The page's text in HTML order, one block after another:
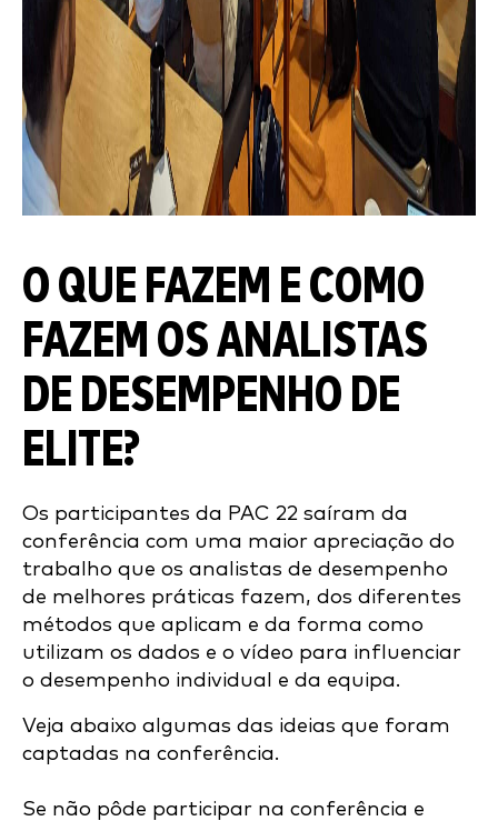
O QUE FAZEM E COMO
FAZEM OS ANALISTAS
DE DESEMPENHO DE
ELITE?
Os participantes da PAC 22 saíram da
conferência com uma maior apreciação do
trabalho que os analistas de desempenho
de melhores práticas fazem, dos diferentes
métodos que aplicam e da forma como
utilizam os dados e o vídeo para influenciar
o desempenho individual e da equipa.
Veja abaixo algumas das ideias que foram
captadas na conferência.
Se não pôde participar na conferência e